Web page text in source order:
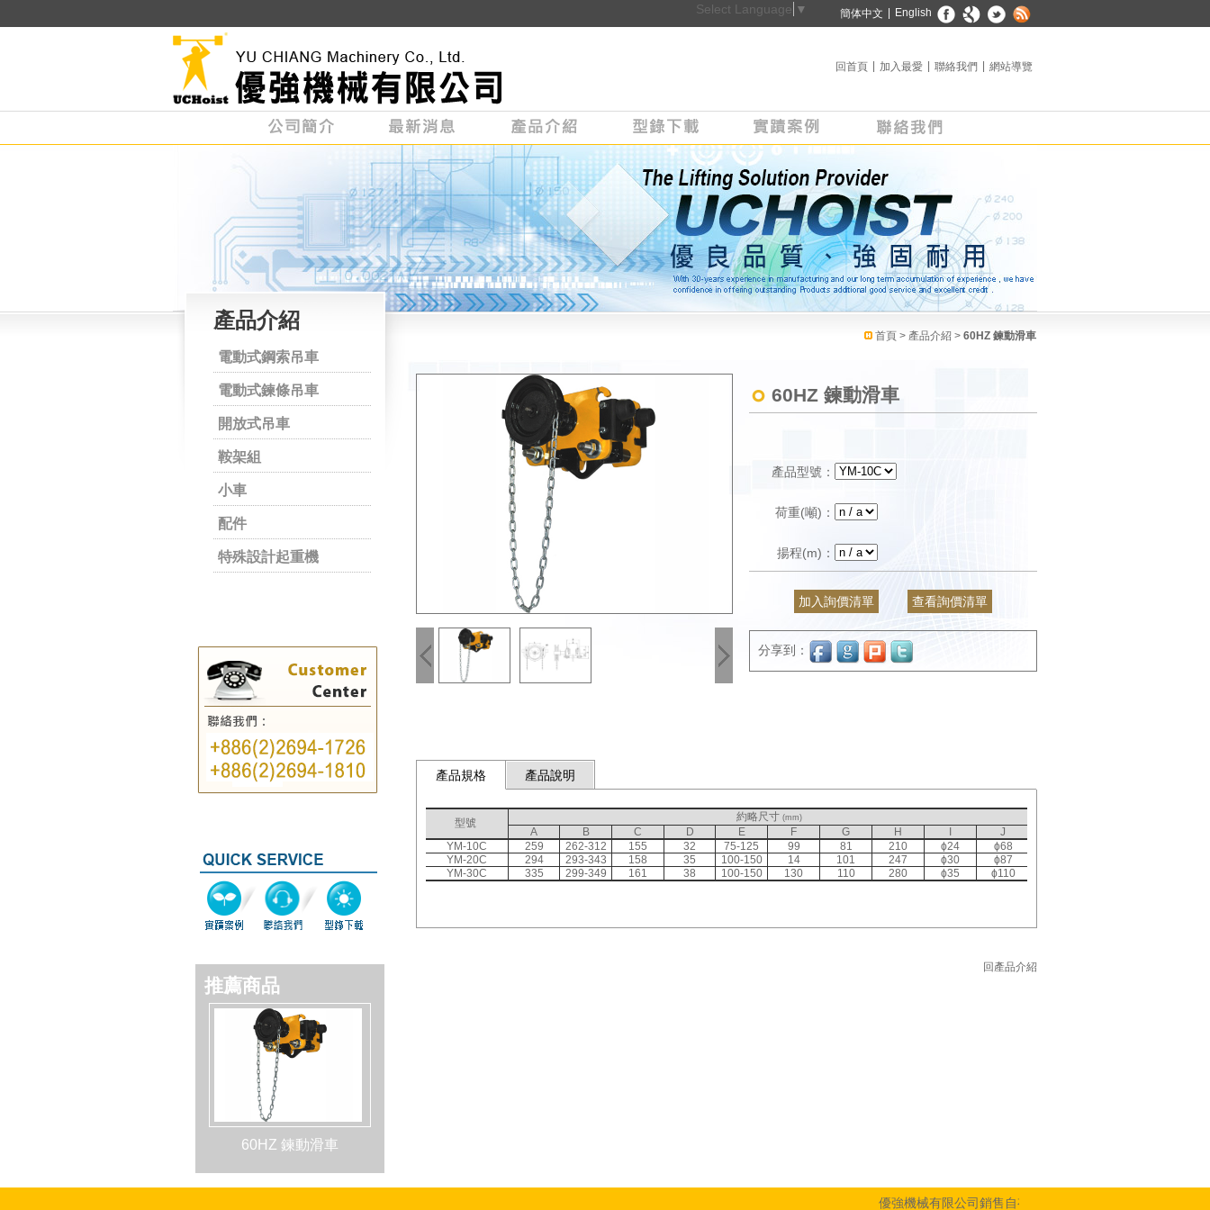
Select Language ▼ 簡体中文 English
回首頁 加入最愛 聯絡我們 網站導覽
產品介紹
電動式鋼索吊車
電動式鍊條吊車
開放式吊車
鞍架組
小車
配件
特殊設計起重機
推薦商品
60HZ 鍊動滑車
首頁 > 產品介紹 > 60HZ 鍊動滑車
60HZ 鍊動滑車
產品型號：
荷重(噸)：
揚程(m)：
加入詢價清單 查看詢價清單
分享到：
產品規格 產品說明
型號 約略尺寸 (mm)
A B C D E F G H
J
YM-10C
259 262-312 155 32 75-125 99 81 210 ϕ24
ϕ68
YM-20C
294 293-343 158 35 100-150 14 101 247 ϕ30
ϕ87
YM-30C
335 299-349 161 38 100-150 130 110 280 ϕ35 ϕ110
回產品介紹
優強機械有限公司銷售自有品牌之鋼索式電動吊車、載貨